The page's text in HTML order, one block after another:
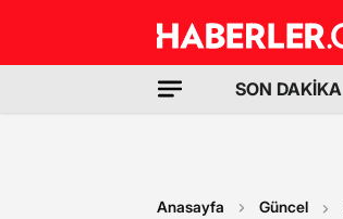
SON DAKİKA
Anasayfa Güncel